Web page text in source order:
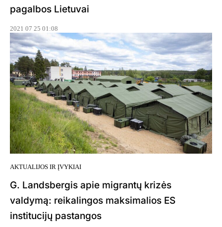
pagalbos Lietuvai
2021 07 25 01:08
AKTUALIJOS IR ĮVYKIAI
G. Landsbergis apie migrantų krizės
valdymą: reikalingos maksimalios ES
institucijų pastangos